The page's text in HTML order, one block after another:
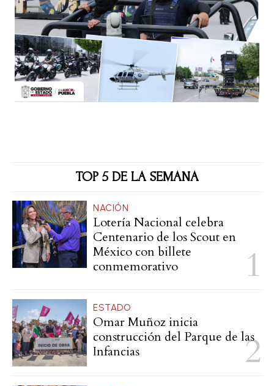
TOP 5 DE LA SEMANA
NACIÓN
Lotería Nacional celebra
Centenario de los Scout en
México con billete
conmemorativo
ESTADO
Omar Muñoz inicia
construcción del Parque de las
Infancias